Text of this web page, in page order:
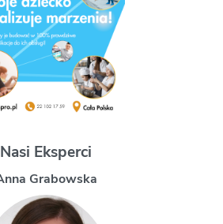
Nasi Eksperci
Magdalena Uchman